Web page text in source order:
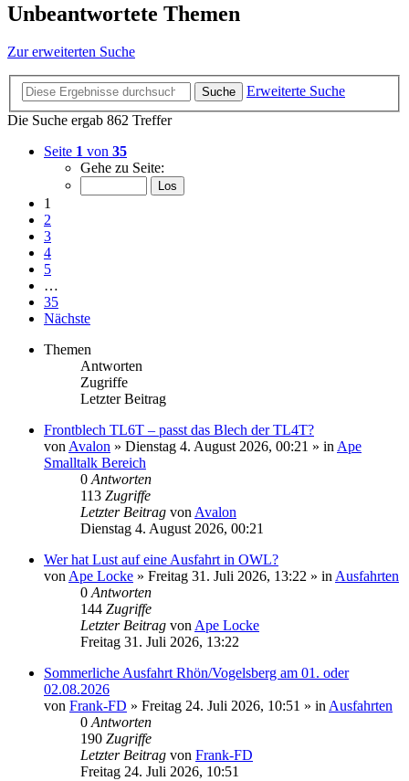
Unbeantwortete Themen
Zur erweiterten Suche
Suche
Erweiterte Suche
Die Suche ergab 862 Treffer
Seite 1 von 35
Gehe zu Seite:
1
2
3
4
5
…
35
Nächste
Themen
Antworten
Zugriffe
Letzter Beitrag
Frontblech TL6T – passt das Blech der TL4T?
von Avalon » Dienstag 4. August 2026, 00:21 » in Ape
Smalltalk Bereich
0 Antworten
113 Zugriffe
Letzter Beitrag von Avalon
Dienstag 4. August 2026, 00:21
Wer hat Lust auf eine Ausfahrt in OWL?
von Ape Locke » Freitag 31. Juli 2026, 13:22 » in Ausfahrten
0 Antworten
144 Zugriffe
Letzter Beitrag von Ape Locke
Freitag 31. Juli 2026, 13:22
Sommerliche Ausfahrt Rhön/Vogelsberg am 01. oder
02.08.2026
von Frank-FD » Freitag 24. Juli 2026, 10:51 » in Ausfahrten
0 Antworten
190 Zugriffe
Letzter Beitrag von Frank-FD
Freitag 24. Juli 2026, 10:51